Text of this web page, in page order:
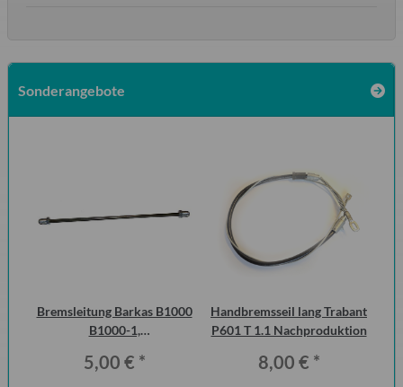
Sonderangebote
Bremsleitung Barkas B1000
B1000-1,
5,00 € *
Handbremsseil lang Trabant
P601 T 1.1 Nachproduktion
8,00 € *